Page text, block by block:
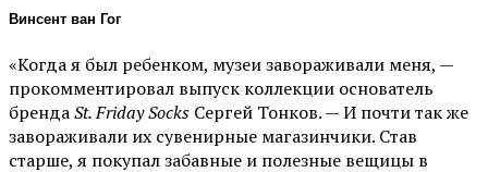
Винсент ван Гог
«Когда я был ребенком, музеи завораживали меня, —
прокомментировал выпуск коллекции основатель
брендаSt. Friday Socks Сергей Тонков. — И почти так же
завораживали их сувенирные магазинчики. Став
старше, я покупал забавные и полезные вещицы в